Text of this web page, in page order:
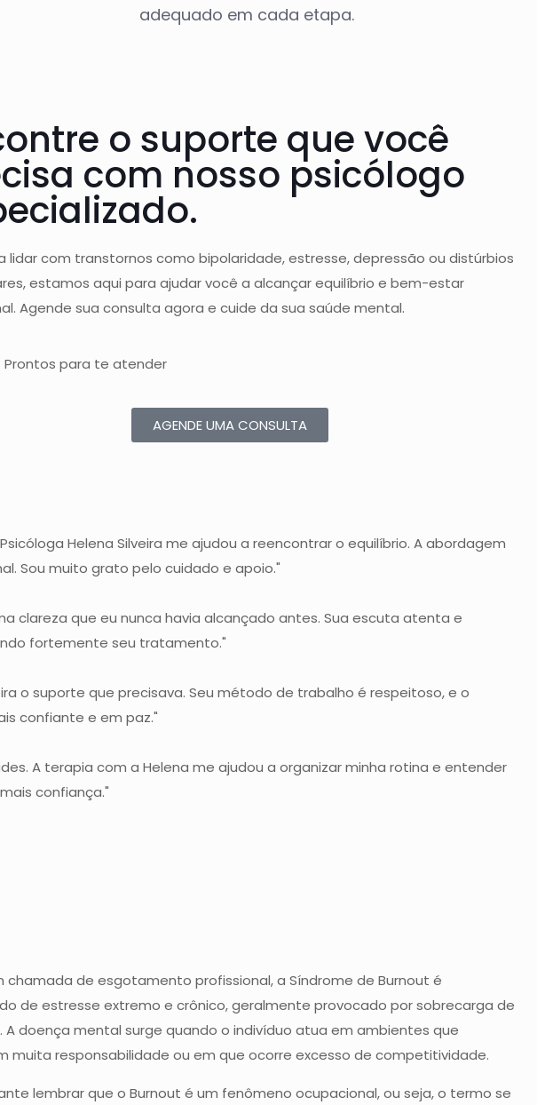
adequado em cada etapa.​
o suporte que você
com nosso psicólogo
lidar com transtornos como bipolaridade, estresse, depressão ou distúrbios
estamos aqui para ajudar você a alcançar equilíbrio e bem-estar
Agende sua consulta agora e cuide da sua saúde mental.
Prontos para te atender
AGENDE UMA CONSULTA
Helena Silveira me ajudou a reencontrar o equilíbrio. A abordagem
Sou muito grato pelo cuidado e apoio."
clareza que eu nunca havia alcançado antes. Sua escuta atenta e
fortemente seu tratamento."
o suporte que precisava. Seu método de trabalho é respeitoso, e o
confiante e em paz."
A terapia com a Helena me ajudou a organizar minha rotina e entender
confiança."
chamada de esgotamento profissional, a Síndrome de Burnout é
de estresse extremo e crônico, geralmente provocado por sobrecarga de
A doença mental surge quando o indivíduo atua em ambientes que
muita responsabilidade ou em que ocorre excesso de competitividade.
lembrar que o Burnout é um fenômeno ocupacional, ou seja, o termo se